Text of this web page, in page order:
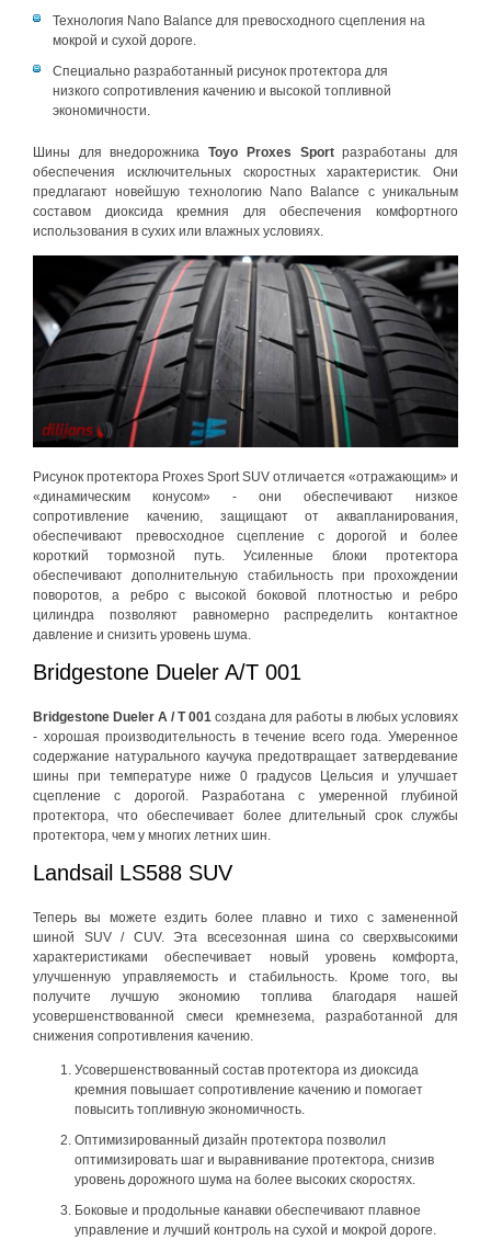
Технология Nano Balance для превосходного сцепления на
мокрой и сухой дороге.
Специально разработанный рисунок протектора для
низкого сопротивления качению и высокой топливной
экономичности.
Шины для внедорожникаToyo Proxes Sportразработаны для
обеспечения исключительных скоростных характеристик. Они
предлагают новейшую технологию Nano Balance с уникальным
составом диоксида кремния для обеспечения комфортного
использования в сухих или влажных условиях.
Рисунок протектора Proxes Sport SUV отличается «отражающим» и
«динамическим конусом» - они обеспечивают низкое
сопротивление качению, защищают от аквапланирования,
обеспечивают превосходное сцепление с дорогой и более
короткий тормозной путь. Усиленные блоки протектора
обеспечивают дополнительную стабильность при прохождении
поворотов, а ребро с высокой боковой плотностью и ребро
цилиндра позволяют равномерно распределить контактное
давление и снизить уровень шума.
Bridgestone Dueler A/T 001
Bridgestone Dueler A / T 001 cоздана для работы в любых условиях
- хорошая производительность в течение всего года. Умеренное
содержание натурального каучука предотвращает затвердевание
шины при температуре ниже 0 градусов Цельсия и улучшает
сцепление с дорогой. Разработана с умеренной глубиной
протектора, что обеспечивает более длительный срок службы
протектора, чем у многих летних шин.
Landsail LS588 SUV
Теперь вы можете ездить более плавно и тихо с замененной
шиной SUV / CUV. Эта всесезонная шина со сверхвысокими
характеристиками обеспечивает новый уровень комфорта,
улучшенную управляемость и стабильность. Кроме того, вы
получите лучшую экономию топлива благодаря нашей
усовершенствованной смеси кремнезема, разработанной для
снижения сопротивления качению.
Усовершенствованный состав протектора из диоксида
кремния повышает сопротивление качению и помогает
повысить топливную экономичность.
Оптимизированный дизайн протектора позволил
оптимизировать шаг и выравнивание протектора, снизив
уровень дорожного шума на более высоких скоростях.
Боковые и продольные канавки обеспечивают плавное
управление и лучший контроль на сухой и мокрой дороге.